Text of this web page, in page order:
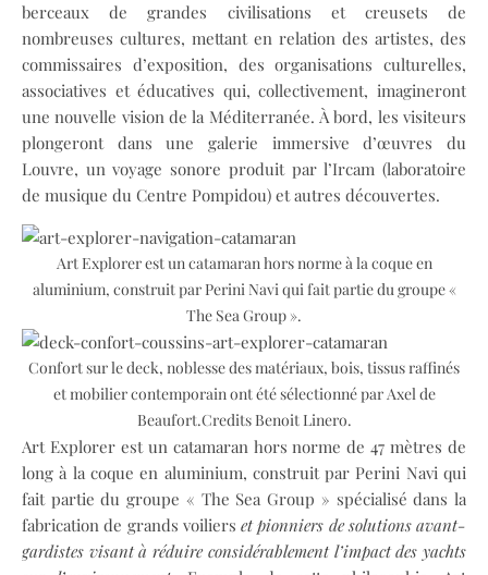
berceaux de grandes civilisations et creusets de
nombreuses cultures, mettant en relation des artistes, des
commissaires d’exposition, des organisations culturelles,
associatives et éducatives qui, collectivement, imagineront
une nouvelle vision de la Méditerranée. À bord, les visiteurs
plongeront dans une galerie immersive d’œuvres du
Louvre, un voyage sonore produit par l’Ircam (laboratoire
de musique du Centre Pompidou) et autres découvertes.
Art Explorer est un catamaran hors norme à la coque en
aluminium, construit par Perini Navi qui fait partie du groupe «
The Sea Group ».
Confort sur le deck, noblesse des matériaux, bois, tissus raffinés
et mobilier contemporain ont été sélectionné par Axel de
Beaufort.Credits Benoit Linero.
Art Explorer est un catamaran hors norme de 47 mètres de
long à la coque en aluminium, construit par Perini Navi qui
fait partie du groupe « The Sea Group » spécialisé dans la
fabrication de grands voiliers et pionniers de solutions avant-
gardistes visant à réduire considérablement l’impact des yachts